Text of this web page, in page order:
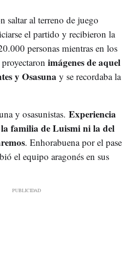
saltar al terreno de juego
el partido y recibieron la
personas mientras en los
imágenes de aquel
y Osasuna y se recordaba la
y osasunistas. Experiencia
familia de Luismi ni la del
. Enhorabuena por el pase
el equipo aragonés en sus